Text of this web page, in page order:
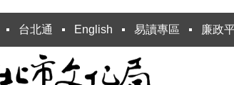
台北通 English 易讀專區 廉政